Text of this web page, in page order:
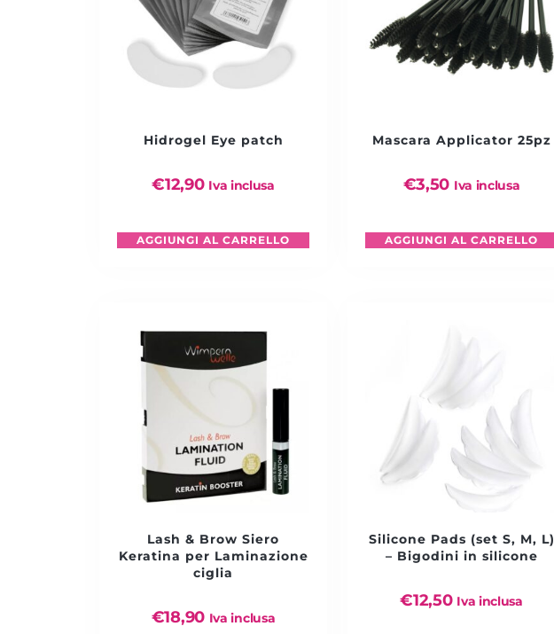
Hidrogel Eye patch
€12,90 Iva inclusa
AGGIUNGI AL CARRELLO
Mascara Applicator 25pz
€3,50 Iva inclusa
AGGIUNGI AL CARRELLO
Lash & Brow Siero
Keratina per Laminazione
ciglia
€18,90 Iva inclusa
Silicone Pads (set S, M, L)
– Bigodini in silicone
€12,50 Iva inclusa